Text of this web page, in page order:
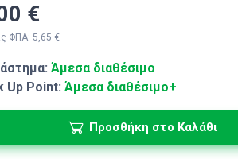
€
ΦΠΑ: 5,65 €
Άμεσα διαθέσιμο
Up Point: Άμεσα διαθέσιμο+
Προσθήκη στο Καλάθι